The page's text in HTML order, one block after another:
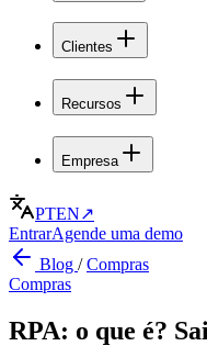
Clientes
Recursos
Empresa
PTEN↗
EntrarAgende uma demo
Blog /Compras
Compras
RPA: o que é?